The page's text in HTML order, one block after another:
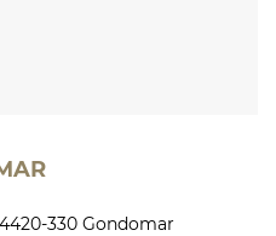
330 Gondomar